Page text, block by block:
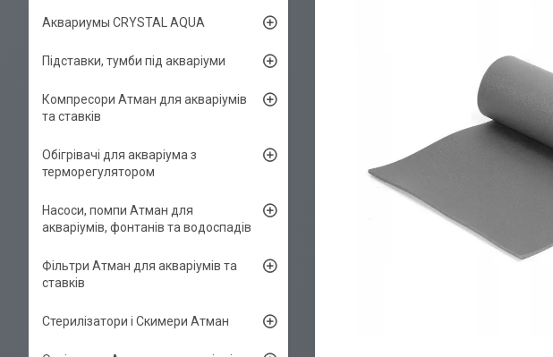
Аквариумы CRYSTAL AQUA
Підставки, тумби під акваріуми
Компресори Атман для акваріумів
та ставків
Обігрівачі для акваріума з
терморегулятором
Насоси, помпи Атман для
акваріумів, фонтанів та водоспадів
Фільтри Атман для акваріумів та
ставків
Стерилізатори і Скимери Атман